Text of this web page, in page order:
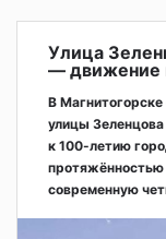
Улица
— движение
В
улицы
к 100-летию
протяжённостью
современную